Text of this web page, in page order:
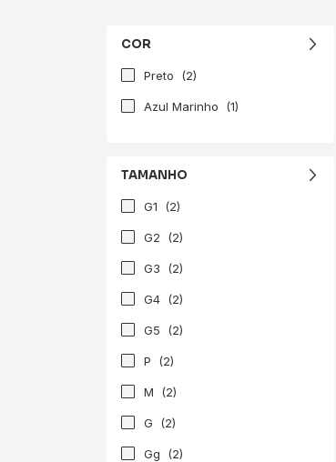
COR
Preto (2)
Azul Marinho (1)
TAMANHO
G1 (2)
G2 (2)
G3 (2)
G4 (2)
G5 (2)
P (2)
M (2)
G (2)
Gg (2)